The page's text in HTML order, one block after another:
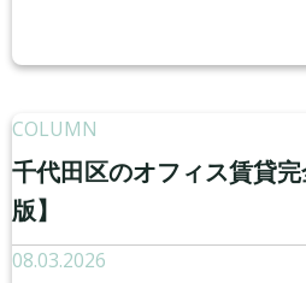
COLUMN
千代田区のオフィス賃貸
版】
08.03.2026